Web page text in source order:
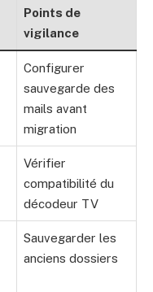
Points de
vigilance
Configurer
sauvegarde des
mails avant
migration
Vérifier
compatibilité du
décodeur TV
Sauvegarder les
anciens dossiers